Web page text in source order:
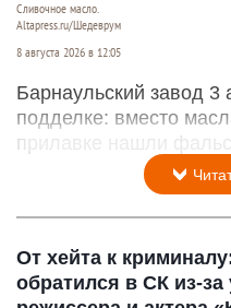
Сливочное масло.
Altapress.ru/Шедеврум
8 августа 2026 в 12:05
Барнаульский завод 3
подделке: вместо
прилавке нашли
От хейта к
обратился в СК из-за